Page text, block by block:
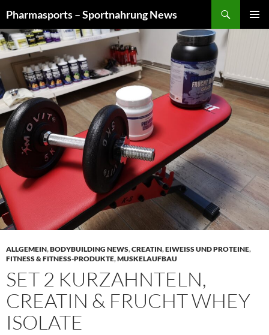
Inhalt
springen
Pharmasports – Sportnahrung News
ALLGEMEIN,BODYBUILDING NEWS,CREATIN,EIWEISS UND PROTEINE,
FITNESS & FITNESS-PRODUKTE,MUSKELAUFBAU
SET 2 KURZAHNTELN,
CREATIN & FRUCHT WHEY
ISOLATE